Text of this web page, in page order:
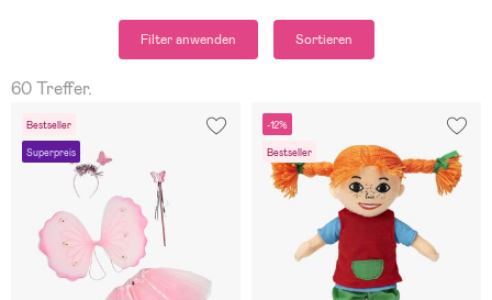
Filter anwenden Sortieren
60 Treffer.
Bestseller
Superpreis
-12%
Bestseller